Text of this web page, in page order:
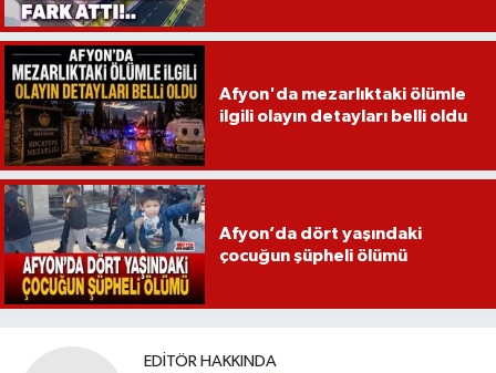
Afyon'da mezarlıktaki ölümle
ilgili olayın detayları belli oldu
Afyon’da dört yaşındaki
çocuğun şüpheli ölümü
EDITÖR HAKKINDA